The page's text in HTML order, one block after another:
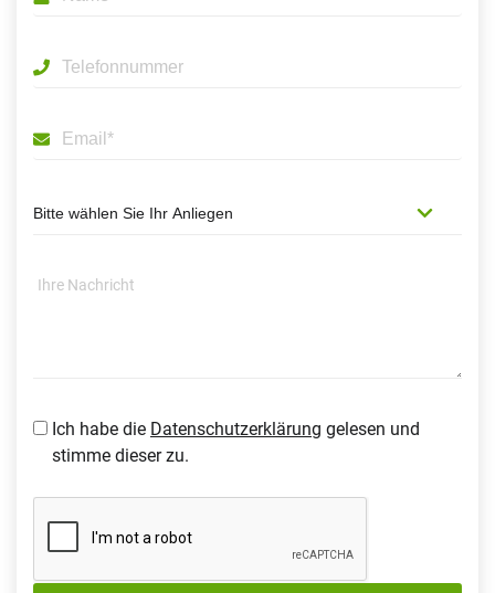
Ich habe die Datenschutzerklärung gelesen und
stimme dieser zu.